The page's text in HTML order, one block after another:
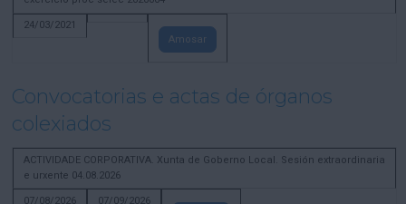
24/03/2021
Amosar
Convocatorias e actas de órganos
colexiados
ACTIVIDADE CORPORATIVA. Xunta de Goberno Local. Sesión extraordinaria
e urxente 04.08.2026
07/08/2026
07/09/2026